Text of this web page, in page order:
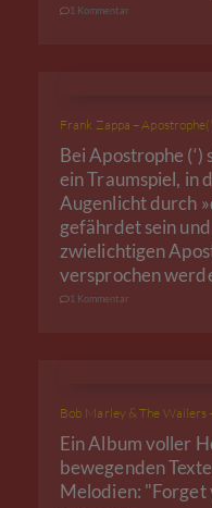
1 Kommentar
Frank Zappa –
Bei Apostrophe
ein Traumspiel, in
Augenlicht durch
gefährdet sein
zwielichtigen
versprochen
1 Kommentar
Bob Marley & The
Ein Album voller
bewegenden
Melodien: "Forget